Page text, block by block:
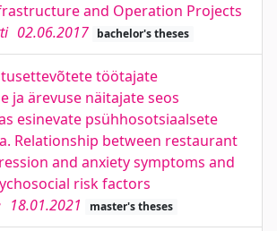
and Operation Projects
02.06.2017 bachelor's theses
töötajate
ja ärevuse näitajate seos
esinevate psühhosotsiaalsete
Relationship between restaurant
and anxiety symptoms and
risk factors
18.01.2021 master's theses